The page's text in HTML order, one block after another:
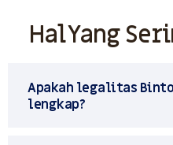
Hal Yang
Apakah legalitas
lengkap?